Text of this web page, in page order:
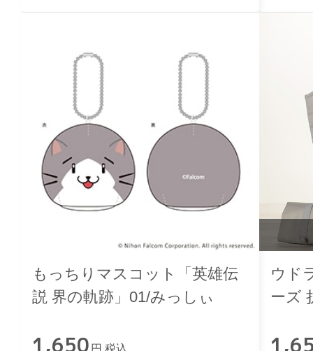
もっちりマスコット「英雄伝
説 界の軌跡」01/みっしぃ
1,650 円 税込
ウド
ーズ